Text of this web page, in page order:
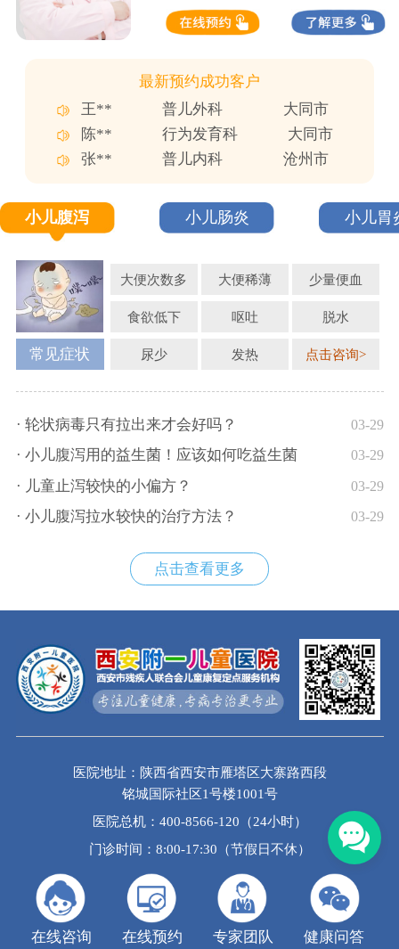
最新预约成功客户
杨** 普儿外科
郑州市
胡**
行为发育科
沈阳市
行为发育科
王**
普儿外科
大同市
陈**
行为发育科
大同市
张**
普儿内科
沧州市
杨**
普儿外科
郑州市
胡**
行为发育科
沈阳市
李**
赵**
行为发育科
邢台市
王**
普儿外科
大同市
陈**
小儿腹泻 小儿肠炎 小儿胃
常见症状
大便次数多 大便稀薄 少量便血
食欲低下 呕吐 脱水
尿少 发热 点击咨询>
· 轮状病毒只有拉出来才会好吗？ 03-29
· 小儿腹泻用的益生菌！应该如何吃益生菌 03-29
· 儿童止泻较快的小偏方？ 03-29
· 小儿腹泻拉水较快的治疗方法？ 03-29
点击查看更多
医院地址：陕西省西安市雁塔区大寨路西段
铭城国际社区1号楼1001号
医院总机：400-8566-120（24小时）
门诊时间：8:00-17:30（节假日不休）
在线咨询 在线预约 专家团队 健康问答